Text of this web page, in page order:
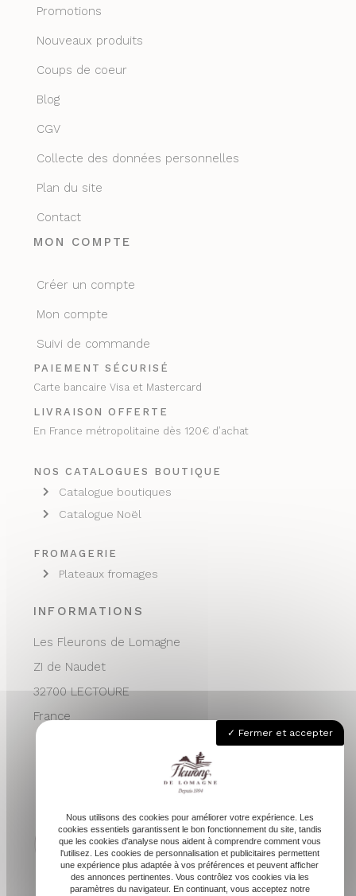
INFORMATIONS
Les Fleurons de Lomagne
ZI de Naudet
32700 LECTOURE
France
contactvpc@fleuronsdelomagne.com
Depuis 1994
Promotions
Nouveaux produits
Coups de coeur
Blog
CGV
Collecte des données personnelles
Plan du site
Contact
MON COMPTE
Créer un compte
Mon compte
Suivi de commande
PAIEMENT SÉCURISÉ
Carte bancaire Visa et Mastercard
LIVRAISON OFFERTE
En France métropolitaine dès 120€ d’achat
NOS CATALOGUES BOUTIQUE
Catalogue boutiques
Catalogue Noël
FROMAGERIE
Plateaux fromages
Fermer et accepter
Nous utilisons des cookies pour améliorer votre expérience. Les
cookies essentiels garantissent le bon fonctionnement du site, tandis
que les cookies d'analyse nous aident à comprendre comment vous
l'utilisez. Les cookies de personnalisation et publicitaires permettent
une expérience plus adaptée à vos préférences et peuvent afficher
des annonces pertinentes. Vous contrôlez vos cookies via les
paramètres du navigateur. En continuant, vous acceptez notre